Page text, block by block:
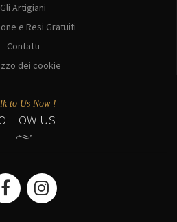
Gli Artigiani
e Resi Gratuiti
Contatti
dei cookie
to Us Now !
US